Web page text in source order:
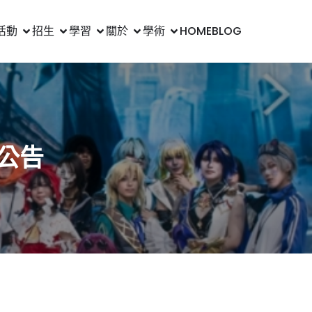
動 招生 學習 關於 學術 HOMEBLOG
告